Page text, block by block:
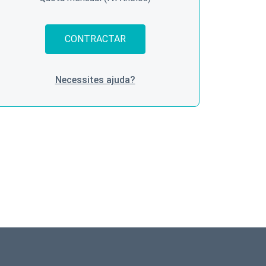
CONTRACTAR
Necessites ajuda?